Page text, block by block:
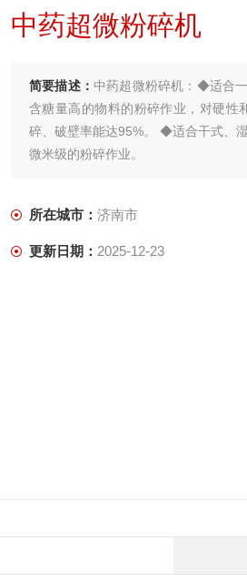
中药超微粉碎机
简要描述： 中药超微粉碎机：◆适合
含糖量高的物料的粉碎作业，对硬
碎、破壁率能达95%。 ◆适合干式、
微米级的粉碎作业。
所在城市： 济南市
更新日期： 2025-12-23